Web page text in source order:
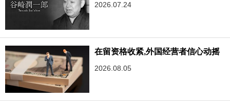
2026.07.24
在留资格收紧,外国经营者信心动摇
2026.08.05